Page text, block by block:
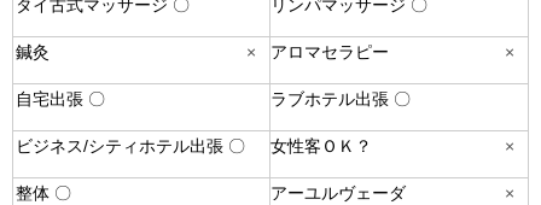
タイ古式マッサージ 〇 リンパマッサージ 〇
鍼灸 × アロマセラピー ×
自宅出張 〇 ラブホテル出張 〇
ビジネス/シティホテル出張 〇 女性客ＯＫ？ ×
整体 〇 アーユルヴェーダ ×